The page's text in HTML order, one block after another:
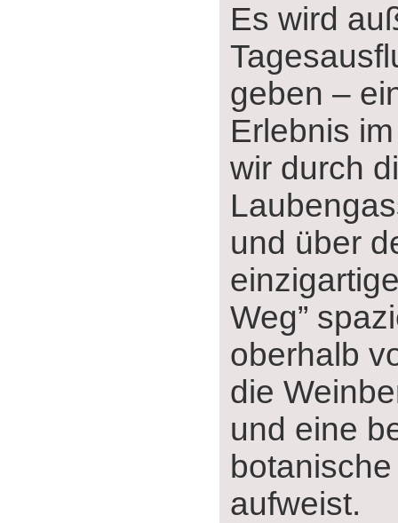
Es wird
geben ‒
Erlebnis
wir durch
und über
Weg”
oberhalb
die
und eine
aufweist.